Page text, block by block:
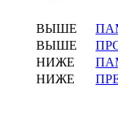
ВЫШЕ
ВЫШЕ
НИЖЕ
НИЖЕ